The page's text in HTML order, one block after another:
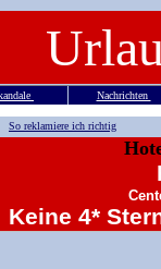
Nachrichten
So reklamiere ich richtig
Keine 4*